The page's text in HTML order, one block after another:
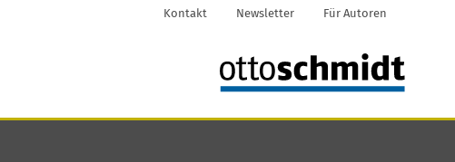
Kontakt Newsletter Für Autoren